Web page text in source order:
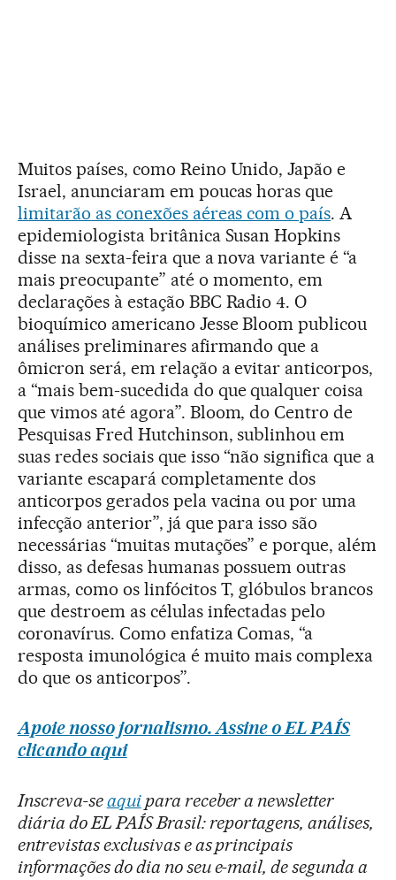
Muitos países, como Reino Unido, Japão e
Israel, anunciaram em poucas horas que
limitarão as conexões aéreas com o país. A
epidemiologista britânica Susan Hopkins
disse na sexta-feira que a nova variante é “a
mais preocupante” até o momento, em
declarações à estação BBC Radio 4. O
bioquímico americano Jesse Bloom publicou
análises preliminares afirmando que a
ômicron será, em relação a evitar anticorpos,
a “mais bem-sucedida do que qualquer coisa
que vimos até agora”. Bloom, do Centro de
Pesquisas Fred Hutchinson, sublinhou em
suas redes sociais que isso “não significa que a
variante escapará completamente dos
anticorpos gerados pela vacina ou por uma
infecção anterior”, já que para isso são
necessárias “muitas mutações” e porque, além
disso, as defesas humanas possuem outras
armas, como os linfócitos T, glóbulos brancos
que destroem as células infectadas pelo
coronavírus. Como enfatiza Comas, “a
resposta imunológica é muito mais complexa
do que os anticorpos”.
Apoie nosso jornalismo. Assine o EL PAÍS
clicando aqui
Inscreva-seaquipara receber a newsletter
diária do EL PAÍS Brasil: reportagens, análises,
entrevistas exclusivas e as principais
informações do dia no seu e-mail, de segunda a